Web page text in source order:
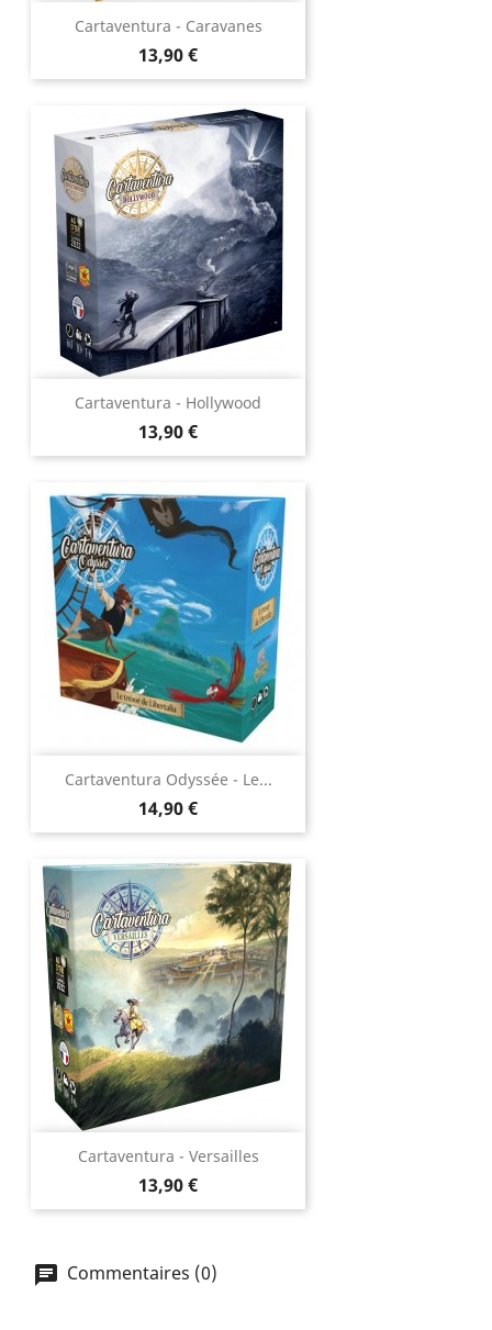
Cartaventura - Caravanes
Prix
13,90 €
Cartaventura - Hollywood
Prix
13,90 €
Cartaventura Odyssée - Le...
Prix
14,90 €
Cartaventura - Versailles
Prix
13,90 €
Commentaires (0)